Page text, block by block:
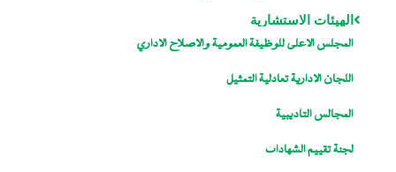
الهيئات الاستشارية
المجلس الاعلى للوظيفة العمومية والاصلاح الاداري
اللجان الإدارية تعادلية التمثيل
المجالس التأديبية
لجنة تقييم الشهادات